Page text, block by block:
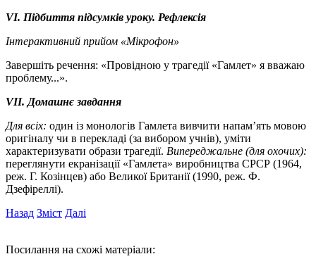
VI. Підбиття підсумків уроку. Рефлексія
Інтерактивний прийом «Мікрофон»
Завершіть речення: «Провідною у трагедії «Гамлет» я вважаю
проблему...».
VІІ. Домашнє завдання
Для всіх: один із монологів Гамлета вивчити напам’ять мовою
оригіналу чи в перекладі (за вибором учнів), уміти
характеризувати образи трагедії. Випереджальне (для охочих):
переглянути екранізації «Гамлета» виробництва СРСР (1964,
реж. Г. Козінцев) або Великої Британії (1990, реж. Ф.
Дзефіреллі).
Назад Зміст Далі
Посилання на схожі матеріали: